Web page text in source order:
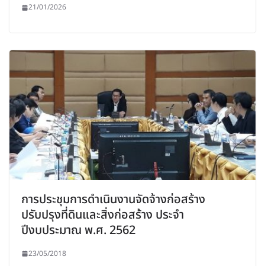
21/01/2026
การประชุมการดำเนินงานจัดจ้างก่อสร้าง
ปรับปรุงที่ดินและสิ่งก่อสร้าง ประจำ
ปีงบประมาณ พ.ศ. 2562
23/05/2018